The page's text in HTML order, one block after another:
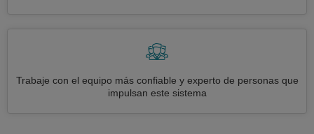
Trabaje con el equipo más confiable y experto de personas que
impulsan este sistema